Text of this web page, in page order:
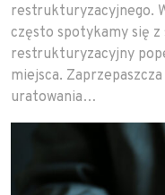
restrukturyzacyjnego.
często spotykamy się z
restrukturyzacyjny
miejsca.
uratowania…